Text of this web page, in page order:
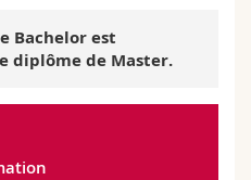
Bachelor est
diplôme de Master.